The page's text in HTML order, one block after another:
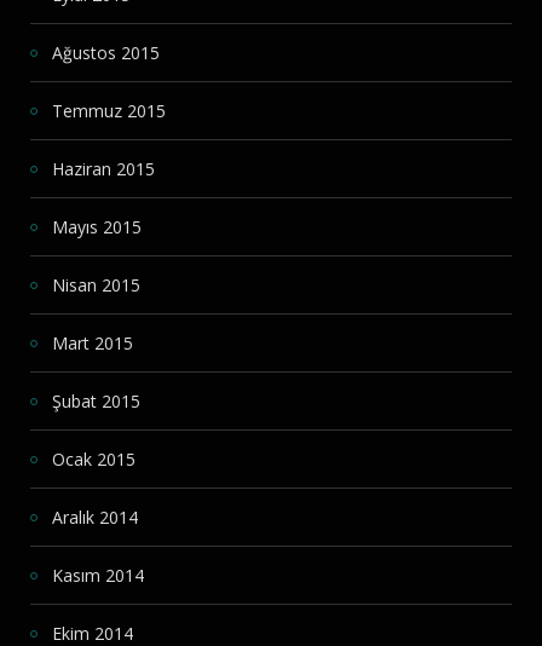
Ağustos 2015
Temmuz 2015
Haziran 2015
Mayıs 2015
Nisan 2015
Mart 2015
Şubat 2015
Ocak 2015
Aralık 2014
Kasım 2014
Ekim 2014